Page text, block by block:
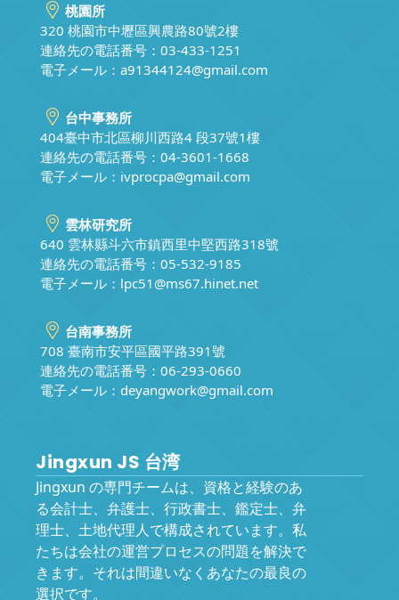
桃園所
320 桃園市中壢區興農路80號2樓
連絡先の電話番号：03-433-1251
電子メール： a91344124@gmail.com
台中事務所
404臺中市北區柳川西路4 段37號1樓
連絡先の電話番号：04-3601-1668
電子メール： ivprocpa@gmail.com
雲林研究所
640 雲林縣斗六市鎮西里中堅西路318號
連絡先の電話番号：05-532-9185
電子メール： lpc51@ms67.hinet.net
台南事務所
708 臺南市安平區國平路391號
連絡先の電話番号：06-293-0660
電子メール： deyangwork@gmail.com
Jingxun JS 台湾
Jingxun の専門チームは、資格と経験のあ
る会計士、弁護士、行政書士、鑑定士、弁
理士、土地代理人で構成されています。私
たちは会社の運営プロセスの問題を解決で
きます。それは間違いなくあなたの最良の
選択です。